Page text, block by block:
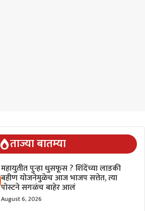
ताज्या बातम्या
महायुतीत पुन्हा धुसफूस ? शिंदेंच्या लाडकी
बहीण योजनेमुळेच आज भाजप सत्तेत, त्या
पोस्टने सगळंच बाहेर आलं
August 6, 2026